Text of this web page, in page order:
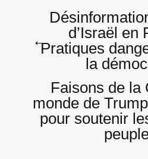
Navigation
l’article
←
d’Israël en
Pratiques
la
Faisons de la
monde de
pour soutenir